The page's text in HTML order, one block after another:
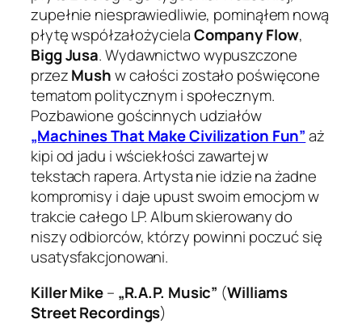
zupełnie niesprawiedliwie, pominąłem nową
płytę współzałożycielaCompany Flow,
Bigg Jusa. Wydawnictwo wypuszczone
przezMushw całości zostało poświęcone
tematom politycznym i społecznym.
Pozbawione gościnnych udziałów
„Machines That Make Civilization Fun”aż
kipi od jadu i wściekłości zawartej w
tekstach rapera. Artysta nie idzie na żadne
kompromisy i daje upust swoim emocjom w
trakcie całego LP. Album skierowany do
niszy odbiorców, którzy powinni poczuć się
usatysfakcjonowani.
Killer Mike– „R.A.P. Music” (Williams
Street Recordings)